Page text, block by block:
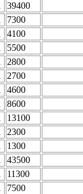
39400
7300
4100
5500
2800
2700
4600
8600
13100
2300
1300
43500
11300
7500